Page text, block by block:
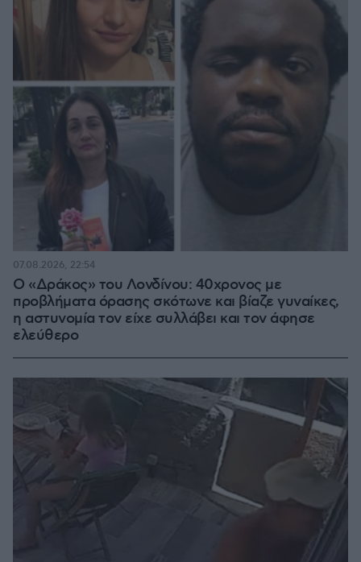
Ο «Δράκος» του Λονδίνου: 40χρονος με
προβλήματα όρασης σκότωνε και βίαζε γυναίκες,
η αστυνομία τον είχε συλλάβει και τον άφησε
ελεύθερο
07.08.2026, 22:54